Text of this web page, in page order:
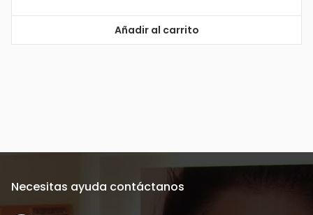
Añadir al carrito
Necesitas ayuda contáctanos